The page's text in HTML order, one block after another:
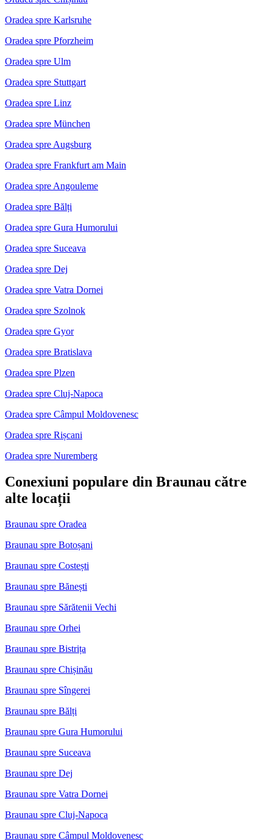
Oradea spre Karlsruhe
Oradea spre Pforzheim
Oradea spre Ulm
Oradea spre Stuttgart
Oradea spre Linz
Oradea spre München
Oradea spre Augsburg
Oradea spre Frankfurt am Main
Oradea spre Angouleme
Oradea spre Bălți
Oradea spre Gura Humorului
Oradea spre Suceava
Oradea spre Dej
Oradea spre Vatra Dornei
Oradea spre Szolnok
Oradea spre Gyor
Oradea spre Bratislava
Oradea spre Plzen
Oradea spre Cluj-Napoca
Oradea spre Câmpul Moldovenesc
Oradea spre Rișcani
Oradea spre Nuremberg
Conexiuni populare din Braunau către
alte locații
Braunau spre Oradea
Braunau spre Botoșani
Braunau spre Costești
Braunau spre Bănești
Braunau spre Sărătenii Vechi
Braunau spre Orhei
Braunau spre Bistrița
Braunau spre Chișinău
Braunau spre Sîngerei
Braunau spre Bălți
Braunau spre Gura Humorului
Braunau spre Suceava
Braunau spre Dej
Braunau spre Vatra Dornei
Braunau spre Cluj-Napoca
Braunau spre Câmpul Moldovenesc